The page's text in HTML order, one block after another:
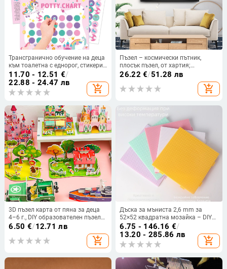
Трансгранично обучение на деца
към тоалетна с еднорог, стикери,
момчета и момичета, развиват
навици за тоалетна, приучавайки
ги към гърне.
11.70 - 12.51 €/
22.88 - 24.47 лв
add_shopping_cart
Пъзел – космически пътник,
плосък пъзел, от хартия;
персонализиране: Да; режим на
персонализация: по модел;
подходящ за 7–14 години
26.22 €/51.28 лв
add_shopping_cart
3D пъзел карта от пяна за деца
4–6 г., DIY образователен пъзел
със персонализация на лого
6.50 €/12.71 лв
add_shopping_cart
Дъска за мъниста 2,6 mm за
52×52 квадратна мозайка – DIY
базова дъска за подреждане
6.75 - 146.16 €/
13.20 - 285.86 лв
add_shopping_cart